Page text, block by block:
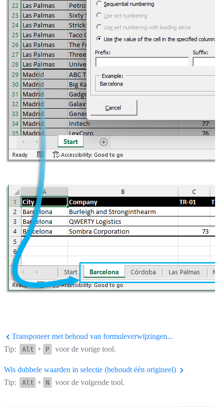
Transponeer met behoud van formuleverwijzingen...
Tip:
Alt + P voor de vorige tool.
Wis dubbele waarden in selectie (behoudt één origineel)
Tip:
Alt + N voor de volgende tool.